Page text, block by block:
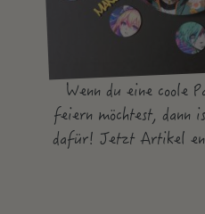
Wenn du eine coole
feiern möchtest, dann
dafür! Jetzt Artikel